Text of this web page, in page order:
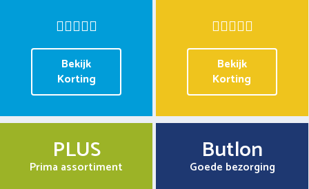
Bekijk
Korting
Bekijk
Korting
PLUS
Prima assortiment
Butlon
Goede bezorging